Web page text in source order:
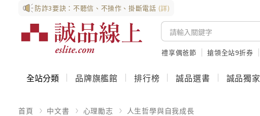
防詐3要訣：不聽信、不操作、掛斷電話 (詳)
禮享偶爸節 搶領全站9折券
全站分類 品牌旗艦館 排行榜 誠品選書 誠品獨家
首頁 中文書 心理勵志 人生哲學與自我成長